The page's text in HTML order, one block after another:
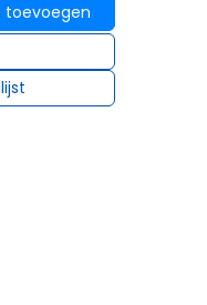
toevoegen